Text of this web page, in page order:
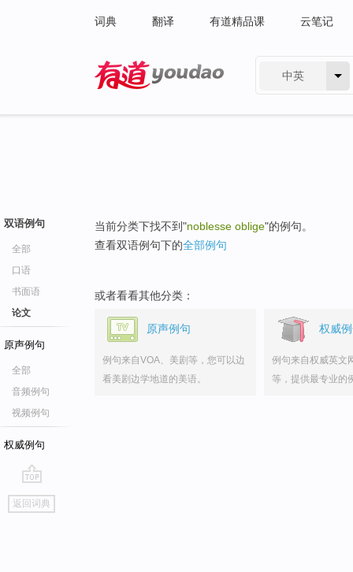
词典 翻译 有道精品课 云笔记
中英
双语例句
全部
口语
书面语
论文
原声例句
全部
音频例句
视频例句
权威例句
go
top
返回词典
当前分类下找不到"noblesse oblige"的例句。
查看双语例句下的全部例句
或者看看其他分类：
原声例句
例句来自VOA、美剧等，您可以边
看美剧边学地道的美语。
权威
例句来自权威英文
等，提供最专业的